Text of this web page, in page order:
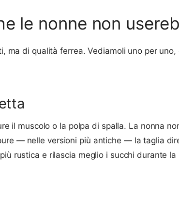
le nonne non
ma di qualità ferrea. Vediamoli uno per
il muscolo o la polpa di spalla. La nonna
— nelle versioni più antiche — la taglia
rustica e rilascia meglio i succhi durante la